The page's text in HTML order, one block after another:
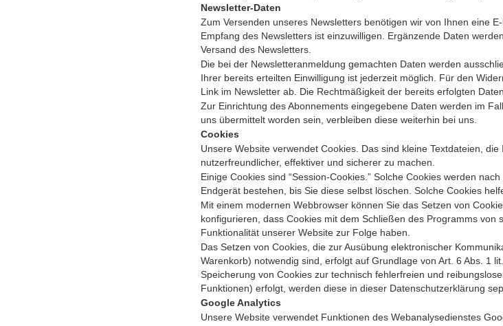
Newsletter-Daten
Zum Versenden unseres Newsletters benötigen wir von Ihnen eine
Empfang des Newsletters ist einzuwilligen. Ergänzende Daten
Versand des Newsletters.
Die bei der Newsletteranmeldung gemachten Daten werden
Ihrer bereits erteilten Einwilligung ist jederzeit möglich. Für den
Link im Newsletter ab. Die Rechtmäßigkeit der bereits erfolgten
Zur Einrichtung des Abonnements eingegebene Daten werden im
uns übermittelt worden sein, verbleiben diese weiterhin bei uns.
Cookies
Unsere Website verwendet Cookies. Das sind kleine Textdateien,
nutzerfreundlicher, effektiver und sicherer zu machen.
Einige Cookies sind “Session-Cookies.” Solche Cookies werden
Endgerät bestehen, bis Sie diese selbst löschen. Solche Cookies
Mit einem modernen Webbrowser können Sie das Setzen von
konfigurieren, dass Cookies mit dem Schließen des Programms
Funktionalität unserer Website zur Folge haben.
Das Setzen von Cookies, die zur Ausübung elektronischer
Warenkorb) notwendig sind, erfolgt auf Grundlage von Art. 6 Abs. 1
Speicherung von Cookies zur technisch fehlerfreien und
Funktionen) erfolgt, werden diese in dieser Datenschutzerklärung
Google Analytics
Unsere Website verwendet Funktionen des Webanalysedienstes